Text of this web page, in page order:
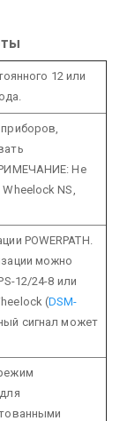
12 или
Не
NS,
POWERPATH.
можно
12/24-8 или
(DSM-
сигнал может